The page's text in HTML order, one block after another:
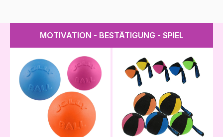
MOTIVATION - BESTÄTIGUNG - SPIEL